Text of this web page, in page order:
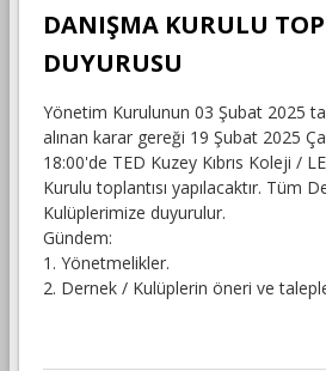
DANIŞMA KURULU
DUYURUSU
Yönetim Kurulunun 03 Şubat 2025
alınan karar gereği 19 Şubat 2025
18:00'de TED Kuzey Kıbrıs Koleji /
Kurulu toplantısı yapılacaktır. Tüm
Kulüplerimize duyurulur.
Gündem:
1. Yönetmelikler.
2. Dernek / Kulüplerin öneri ve